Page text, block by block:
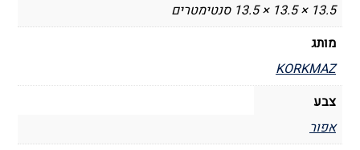
13.5 × 13.5 × 13.5 סנטימטרים
מותג
KORKMAZ
צבע
אפור